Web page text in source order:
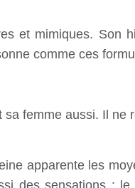
et mimiques. Son
comme ces
femme aussi. Il ne
apparente les
des sensations :